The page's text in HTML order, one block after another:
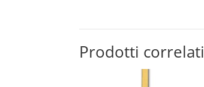
Prodotti correlati